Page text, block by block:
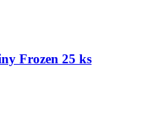
Frozen 25 ks